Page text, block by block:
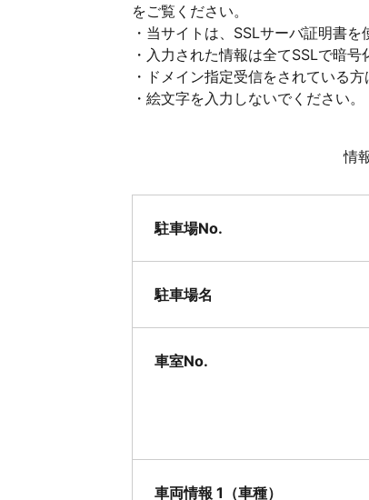
をご覧ください。
・当サイトは、SSLサーバ証明書
・入力された情報は全てSSLで暗
・ドメイン指定受信をされている
・絵文字を入力しないでください。
情
駐車場No.
駐車場名
車室No.
車両情報 1（車種）